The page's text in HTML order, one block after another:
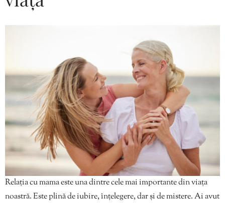
Relația cu mama este una dintre cele mai importante din viața
noastră. Este plină de iubire, înțelegere, dar și de mistere. Ai avut